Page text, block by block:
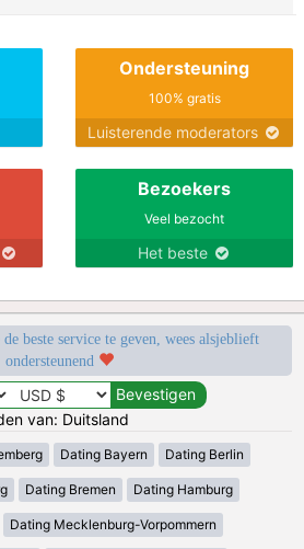
Ondersteuning
100% gratis
Luisterende moderators
Bezoekers
Veel bezocht
Het beste
beste service te geven, wees alsjeblieft
ondersteunend
van: Duitsland
Dating Bayern Dating Berlin
Dating Bremen Dating Hamburg
Dating Mecklenburg-Vorpommern